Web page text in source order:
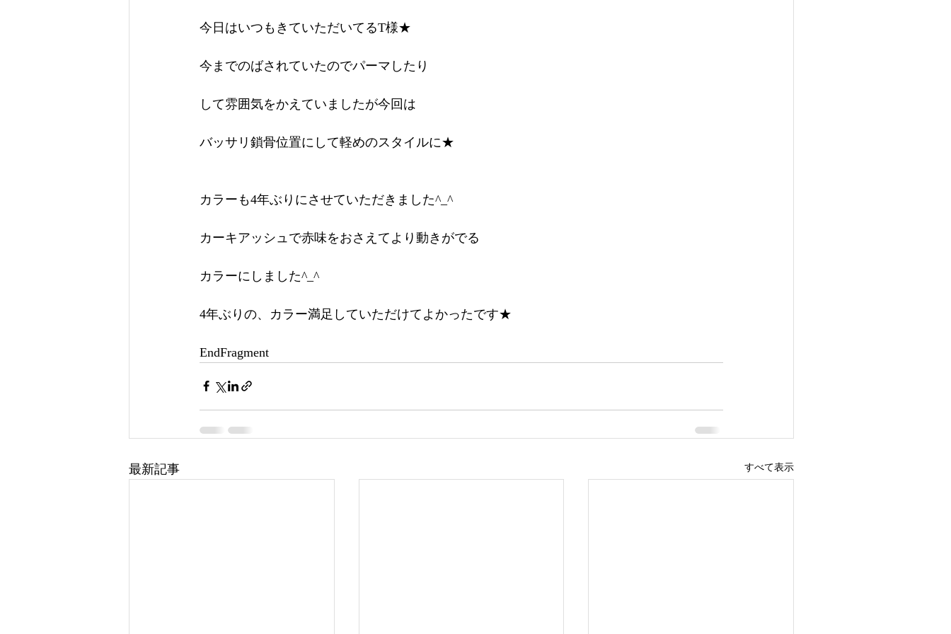
今日はいつもきていただいてるT様★
今までのばされていたのでパーマしたり
して雰囲気をかえていましたが今回は
バッサリ鎖骨位置にして軽めのスタイルに★
カラーも4年ぶりにさせていただきました^_^
カーキアッシュで赤味をおさえてより動きがでる
カラーにしました^_^
4年ぶりの、カラー満足していただけてよかったです★
EndFragment
最新記事 すべて表示